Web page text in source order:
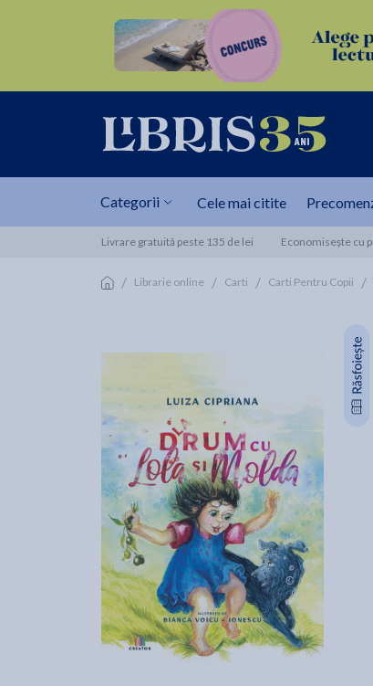
Categorii Cele mai citite
Livrare gratuită peste 135 de lei Economisește cu
/ Librarie online / Carti / Carti Pentru Copii /